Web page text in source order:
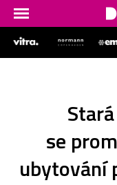
se
ubytování